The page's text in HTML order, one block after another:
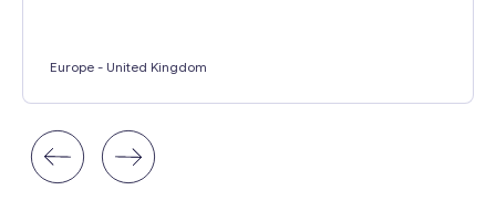
Europe - United Kingdom